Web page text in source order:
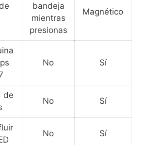
bandeja
mientras
presionas
Magnético
No Sí
de
No Sí
No Sí